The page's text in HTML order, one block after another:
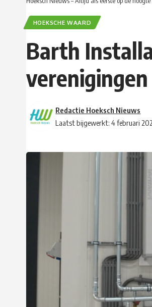
HOEKSCHE WAARD
Barth
Laatst bijgewerkt: 4 februari
Redactie Hoeksch Nieuws